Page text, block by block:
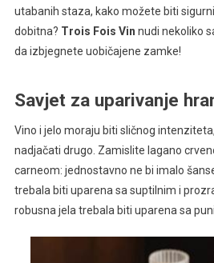
utabanih staza, kako možete biti
dobitna? Trois Fois Vin nudi nekoliko
da izbjegnete uobičajene zamke!
Savjet za uparivanje
Vino i jelo moraju biti sličnog
nadjačati drugo. Zamislite lagano
carneom: jednostavno ne bi imalo
trebala biti uparena sa suptilnim i
robusna jela trebala biti uparena sa